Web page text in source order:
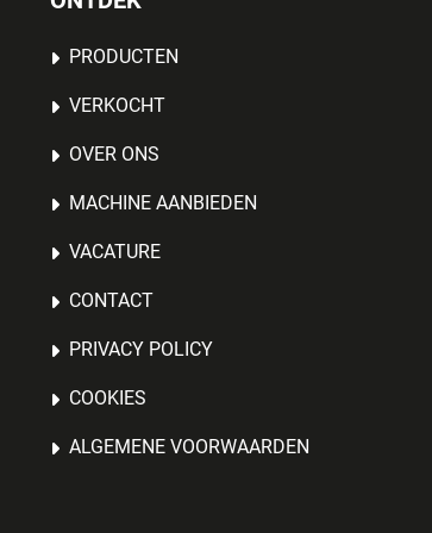
PRODUCTEN
VERKOCHT
OVER ONS
MACHINE AANBIEDEN
VACATURE
CONTACT
PRIVACY POLICY
COOKIES
ALGEMENE VOORWAARDEN